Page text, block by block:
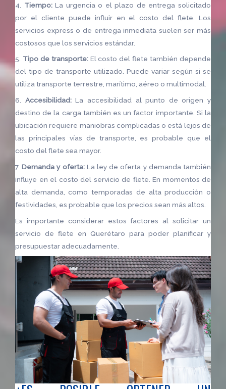
4. Tiempo:La urgencia o el plazo de entrega solicitado
por el cliente puede influir en el costo del flete. Los
servicios express o de entrega inmediata suelen ser más
costosos que los servicios estándar.
5. Tipo de transporte:El costo del flete también depende
del tipo de transporte utilizado. Puede variar según si se
utiliza transporte terrestre, marítimo, aéreo o multimodal.
6. Accesibilidad:La accesibilidad al punto de origen y
destino de la carga también es un factor importante. Si la
ubicación requiere maniobras complicadas o está lejos de
las principales vías de transporte, es probable que el
costo del flete sea mayor.
7.Demanda y oferta:La ley de oferta y demanda también
influye en el costo del servicio de flete. En momentos de
alta demanda, como temporadas de alta producción o
festividades, es probable que los precios sean más altos.
Es importante considerar estos factores al solicitar un
servicio de flete en Querétaro para poder planificar y
presupuestar adecuadamente.